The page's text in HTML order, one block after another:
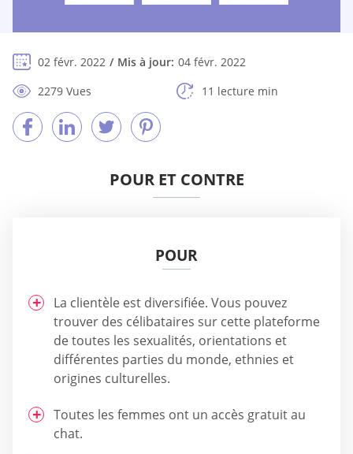
02 févr. 2022 Mis à jour: 04 févr. 2022
2279 Vues
11 lecture min
POUR ET CONTRE
POUR
La clientèle est diversifiée. Vous pouvez
trouver des célibataires sur cette plateforme
de toutes les sexualités, orientations et
différentes parties du monde, ethnies et
origines culturelles.
Toutes les femmes ont un accès gratuit au
chat.